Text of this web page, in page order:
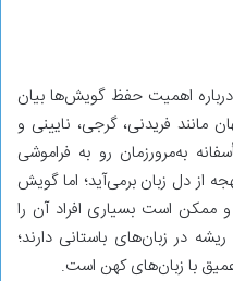
اهمیت حفظ گویش‌ها بیان
فریدنی، گرجی، نایینی و
به‌مرورزمان رو به فراموشی
از دل زبان برمی‌آید؛ اما گویش
ممکن است بسیاری افراد آن را
در زبان‌های باستانی دارند؛
با زبان‌های کهن است.